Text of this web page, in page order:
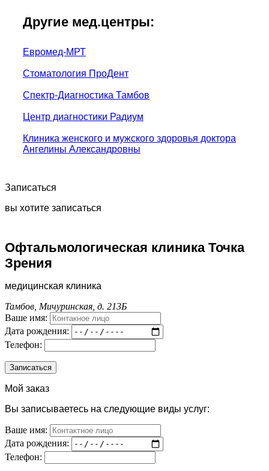
Другие мед.центры:
Евромед-МРТ
Стоматология ПроДент
Спектр-Диагностика Тамбов
Центр диагностики Радиум
Клиника женского и мужского здоровья доктора
Ангелины Александровны
Записаться
вы хотите записаться
Офтальмологическая клиника Точка
Зрения
медицинская клиника
Тамбов, Мичуринская, д. 213Б
Ваше имя:
Дата рождения:
Телефон:
Мой заказ
Вы записываетесь на следующие виды услуг:
Ваше имя:
Дата рождения:
Телефон: